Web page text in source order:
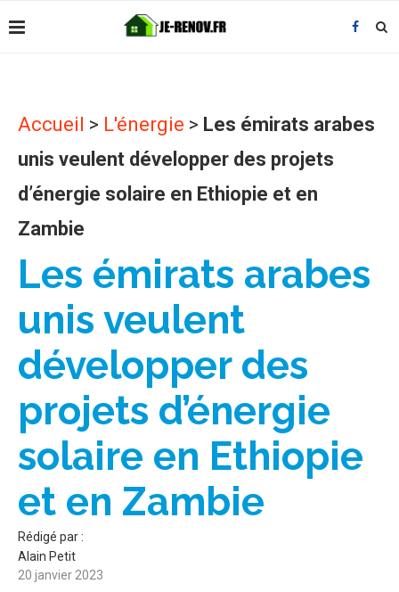
Accueil > L'énergie > Les émirats arabes
unis veulent développer des projets
d’énergie solaire en Ethiopie et en
Zambie
Les émirats arabes
unis veulent
développer des
projets d’énergie
solaire en Ethiopie
et en Zambie
Rédigé par :
Alain Petit
20 janvier 2023